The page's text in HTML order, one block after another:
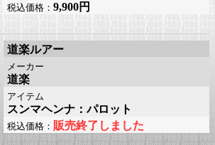
税込価格： 9,900円
道楽ルアー
メーカー
道楽
アイテム
スンマヘンナ：パロット
税込価格： 販売終了しました